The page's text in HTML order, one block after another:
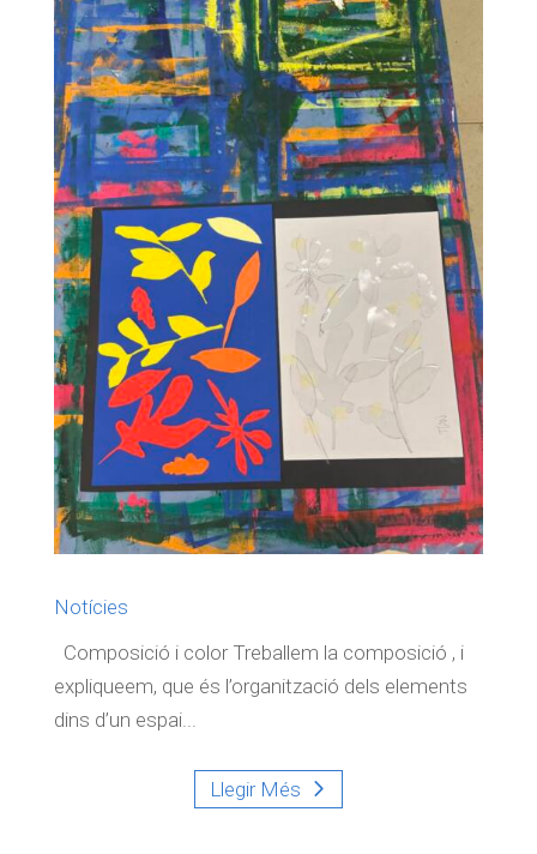
Notícies
Composició i color Treballem la composició , i
expliqueem, que és l’organització dels elements
dins d’un espai...
Llegir Més